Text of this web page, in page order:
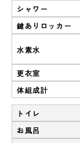
シャワー
鍵ありロッカー
水素水
更衣室
体組成計
トイレ
お風呂